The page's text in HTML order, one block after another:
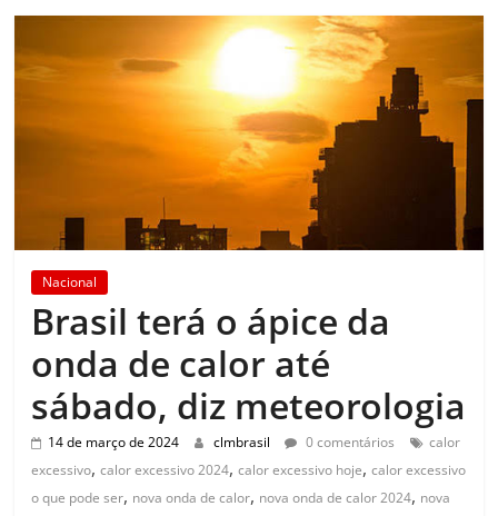
Nacional
Brasil terá o ápice da
onda de calor até
sábado, diz meteorologia
14 de março de 2024 clmbrasil 0 comentários
calor
excessivo,calor excessivo 2024,calor excessivo hoje,calor excessivo
o que pode ser, nova onda de calor, nova onda de calor 2024, nova